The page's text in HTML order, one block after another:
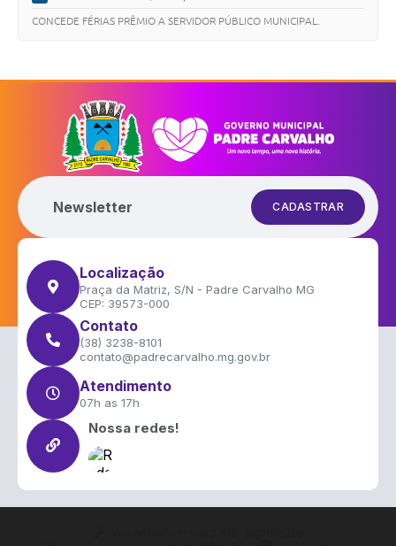
CONCEDE FÉRIAS PRÊMIO A SERVIDOR PÚBLICO MUNICIPAL.
Newsletter CADASTRAR
Localização
Praça da Matriz, S/N - Padre Carvalho MG
CEP: 39573-000
Contato
(38) 3238-8101
contato@padrecarvalho.mg.gov.br
Atendimento
07h as 17h
Nossa redes!